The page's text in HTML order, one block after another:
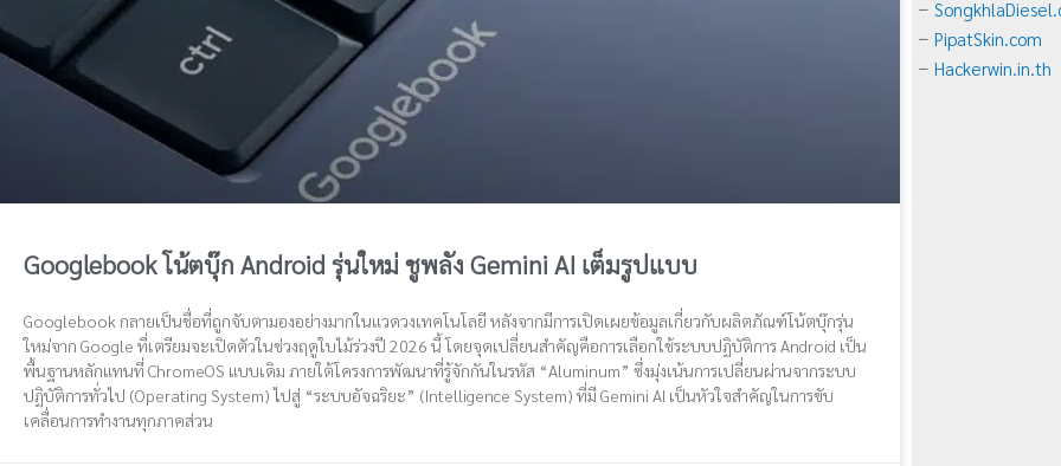
Googlebook โน้ตบุ๊ก Android รุ่นใหม่ ชูพลัง Gemini AI เต็มรูปแบบ
Googlebook กลายเป็นชื่อที่ถูกจับตามองอย่างมากในแวดวงเทคโนโลยี หลังจากมีการเปิดเผยข้อมูลเกี่ยวกับผลิตภัณฑ์โน้ตบุ๊กรุ่น
ใหม่จาก Google ที่เตรียมจะเปิดตัวในช่วงฤดูใบไม้ร่วงปี 2026 นี้ โดยจุดเปลี่ยนสำคัญคือการเลือกใช้ระบบปฏิบัติการ Android เป็น
พื้นฐานหลักแทนที่ ChromeOS แบบเดิม ภายใต้โครงการพัฒนาที่รู้จักกันในรหัส “Aluminum” ซึ่งมุ่งเน้นการเปลี่ยนผ่านจากระบบ
ปฏิบัติการทั่วไป (Operating System) ไปสู่ “ระบบอัจฉริยะ” (Intelligence System) ที่มี Gemini AI เป็นหัวใจสำคัญในการขับ
เคลื่อนการทำงานทุกภาคส่วน
–
– PipatSkin.com
– Hackerwin.in.th